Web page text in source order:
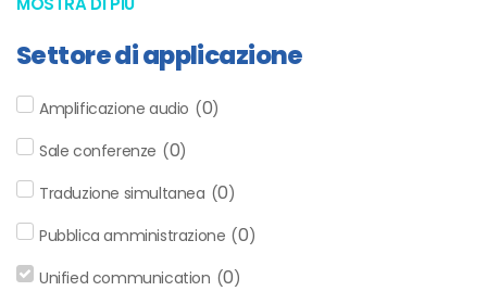
Settore di applicazione
Amplificazione audio (0)
Sale conferenze (0)
Traduzione simultanea (0)
Pubblica amministrazione (0)
Unified communication (0)